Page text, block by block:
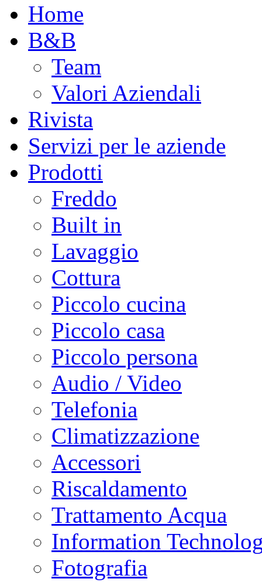
Home
B&B
Team
Valori Aziendali
Rivista
Servizi per le aziende
Prodotti
Freddo
Built in
Lavaggio
Cottura
Piccolo cucina
Piccolo casa
Piccolo persona
Audio / Video
Telefonia
Climatizzazione
Accessori
Riscaldamento
Trattamento Acqua
Information
Fotografia